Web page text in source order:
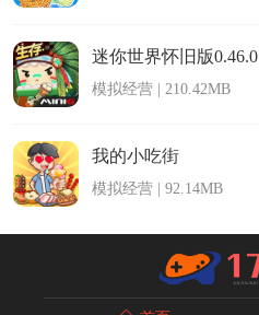
迷你世界怀旧版0.46.0
模拟经营 | 210.42MB
我的小吃街
模拟经营 | 92.14MB